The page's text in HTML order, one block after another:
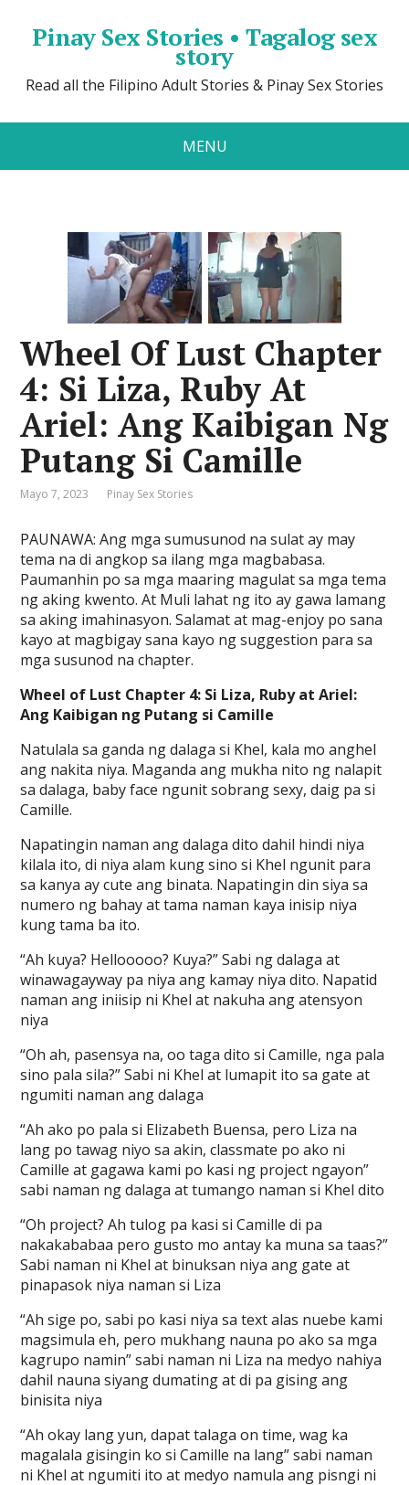
Pinay Sex Stories • Tagalog sex
story
Read all the Filipino Adult Stories & Pinay Sex Stories
MENU
Wheel Of Lust Chapter
4: Si Liza, Ruby At
Ariel: Ang Kaibigan Ng
Putang Si Camille
Mayo 7, 2023 Pinay Sex Stories
PAUNAWA: Ang mga sumusunod na sulat ay may
tema na di angkop sa ilang mga magbabasa.
Paumanhin po sa mga maaring magulat sa mga tema
ng aking kwento. At Muli lahat ng ito ay gawa lamang
sa aking imahinasyon. Salamat at mag-enjoy po sana
kayo at magbigay sana kayo ng suggestion para sa
mga susunod na chapter.
Wheel of Lust Chapter 4: Si Liza, Ruby at Ariel:
Ang Kaibigan ng Putang si Camille
Natulala sa ganda ng dalaga si Khel, kala mo anghel
ang nakita niya. Maganda ang mukha nito ng nalapit
sa dalaga, baby face ngunit sobrang sexy, daig pa si
Camille.
Napatingin naman ang dalaga dito dahil hindi niya
kilala ito, di niya alam kung sino si Khel ngunit para
sa kanya ay cute ang binata. Napatingin din siya sa
numero ng bahay at tama naman kaya inisip niya
kung tama ba ito.
“Ah kuya? Hellooooo? Kuya?” Sabi ng dalaga at
winawagayway pa niya ang kamay niya dito. Napatid
naman ang iniisip ni Khel at nakuha ang atensyon
niya
“Oh ah, pasensya na, oo taga dito si Camille, nga pala
sino pala sila?” Sabi ni Khel at lumapit ito sa gate at
ngumiti naman ang dalaga
“Ah ako po pala si Elizabeth Buensa, pero Liza na
lang po tawag niyo sa akin, classmate po ako ni
Camille at gagawa kami po kasi ng project ngayon”
sabi naman ng dalaga at tumango naman si Khel dito
“Oh project? Ah tulog pa kasi si Camille di pa
nakakababaa pero gusto mo antay ka muna sa taas?”
Sabi naman ni Khel at binuksan niya ang gate at
pinapasok niya naman si Liza
“Ah sige po, sabi po kasi niya sa text alas nuebe kami
magsimula eh, pero mukhang nauna po ako sa mga
kagrupo namin” sabi naman ni Liza na medyo nahiya
dahil nauna siyang dumating at di pa gising ang
binisita niya
“Ah okay lang yun, dapat talaga on time, wag ka
magalala gisingin ko si Camille na lang” sabi naman
ni Khel at ngumiti ito at medyo namula ang pisngi ni